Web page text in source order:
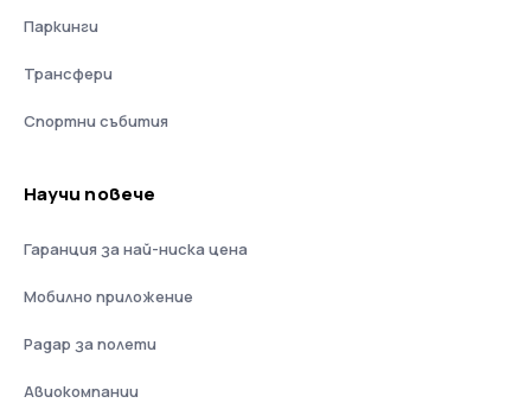
Паркинги
Трансфери
Спортни събития
Научи повече
Гаранция за най-ниска цена
Мобилно приложение
Радар за полети
Авиокомпании